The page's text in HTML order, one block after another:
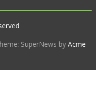
SuperNews byAcme